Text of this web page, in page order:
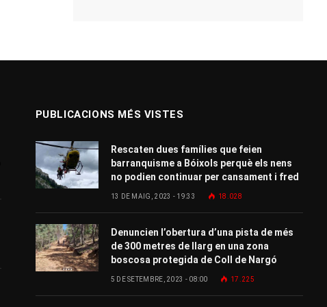
PUBLICACIONS MÉS VISTES
Rescaten dues famílies que feien
barranquisme a Bóixols perquè els nens
no podien continuar per cansament i fred
13 DE MAIG, 2023 - 19:33 18.028
Denuncien l’obertura d’una pista de més
de 300 metres de llarg en una zona
boscosa protegida de Coll de Nargó
5 DE SETEMBRE, 2023 - 08:00 17.225